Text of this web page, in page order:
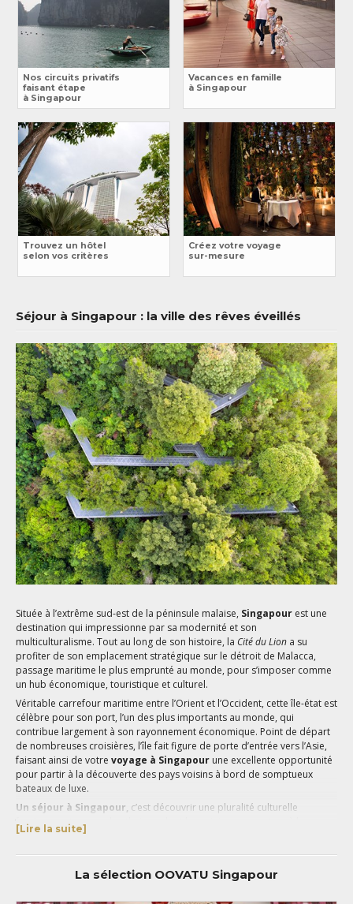
Nos circuits privatifs
faisant étape
à Singapour
Vacances en famille
à Singapour
Trouvez un hôtel
selon vos critères
Créez votre voyage
sur-mesure
Séjour à Singapour : la ville des rêves éveillés
Située à l’extrême sud-est de la péninsule malaise, Singapour est une
destination qui impressionne par sa modernité et son
multiculturalisme. Tout au long de son histoire, la Cité du Liona su
profiter de son emplacement stratégique sur le détroit de Malacca,
passage maritime le plus emprunté au monde, pour s’imposer comme
un hub économique, touristique et culturel.
Véritable carrefour maritime entre l’Orient et l’Occident, cette île-état est
célèbre pour son port, l’un des plus importants au monde, qui
contribue largement à son rayonnement économique. Point de départ
de nombreuses croisières, l’île fait figure de porte d’entrée vers l’Asie,
faisant ainsi de votre voyage à Singapourune excellente opportunité
pour partir à la découverte des pays voisins à bord de somptueux
bateaux de luxe.
Un séjour à Singapour, c’est découvrir une pluralité culturelle
fascinante et un puzzle ethnique dont les origines remontent à la
période coloniale avec les arrivées d’immigrés chinois, indiens, malais
reconnaissables à leurs façades colorées. Le quartier deLittle India
[Lire la suite]
La sélection OOVATU Singapour